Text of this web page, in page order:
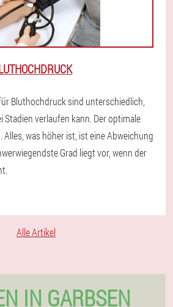
Bluthochdruck sind unterschiedlich,
Stadien verlaufen kann. Der optimale
was höher ist, ist eine Abweichung
Grad liegt vor, wenn der
Alle Artikel
IN GARBSEN